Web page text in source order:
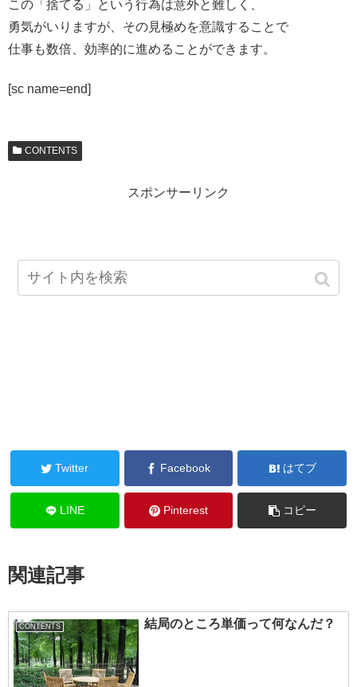
この「捨てる」という行為は意外と難しく、
勇気がいりますが、その見極めを意識することで
仕事も数倍、効率的に進めることができます。
[sc name=end]
CONTENTS
スポンサーリンク
Twitter Facebook はてブ
LINE Pinterest コピー
関連記事
CONTENTS 結局のところ単価って何なんだ？